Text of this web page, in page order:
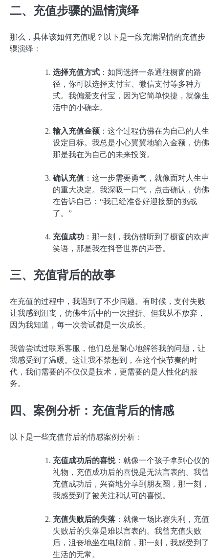
二、充值步骤的温情演绎
那么，具体该如何充值呢？以下是一段充满温情的充值步
骤演绎：
选择充值方式 ：如同选择一条通往橱窗的路
径，你可以选择支付宝、微信支付等多种方
式。我偏爱支付宝，因为它简单快捷，就像生
活中的小确幸。
输入充值金额 ：这个过程仿佛在为自己的人生
设定目标。我总是小心翼翼地输入金额，仿佛
那是我在为自己的未来投资。
确认充值 ：这一步需要勇气，就像面对人生中
的重大决定。我深吸一口气，点击确认，仿佛
在告诉自己：“我已经准备好迎接新的挑战
了。”
充值成功 ：那一刻，我仿佛听到了橱窗的欢声
笑语，那是我在抖音世界的声音。
三、充值背后的故事
在充值的过程中，我遇到了不少问题。有时候，支付失败
让我感到沮丧，仿佛生活中的一次挫折。但我从不放弃，
因为我知道，每一次尝试都是一次成长。
我曾尝试过联系客服，他们总是耐心地解答我的问题，让
我感受到了温暖。这让我不禁想到，在这个快节奏的时
代，我们需要的不仅仅是技术，更需要的是人性化的服
务。
四、案例分析：充值背后的情感
以下是一些充值背后的情感案例分析：
充值成功后的喜悦：就像一个孩子拿到心仪的
礼物，充值成功后的喜悦是无法言表的。我曾
充值成功后，兴奋地分享到朋友圈，那一刻，
我感受到了被关注和认可的喜悦。
充值失败后的失落 ：就像一场比赛失利，充值
失败后的失落是难以言表的。我曾充值失败
后，沮丧地坐在电脑前，那一刻，我感受到了
生活的无常。